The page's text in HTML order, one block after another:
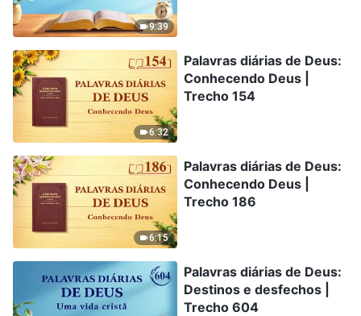
9:39
6:32
Palavras diárias de Deus:
Conhecendo Deus |
Trecho 154
6:15
Palavras diárias de Deus:
Conhecendo Deus |
Trecho 186
Palavras diárias de Deus:
Destinos e desfechos |
Trecho 604